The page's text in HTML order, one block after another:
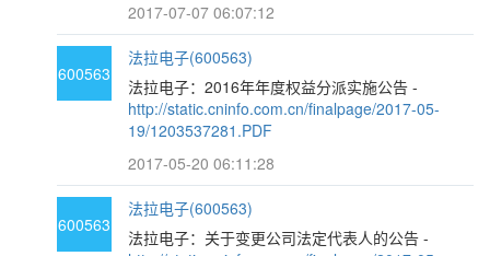
2017-07-07 06:07:12
600563
法拉电子(600563)
法拉电子：2016年年度权益分派实施公告 -
http://static.cninfo.com.cn/finalpage/2017-05-
19/1203537281.PDF
2017-05-20 06:11:28
600563
法拉电子(600563)
法拉电子：关于变更公司法定代表人的公告 -